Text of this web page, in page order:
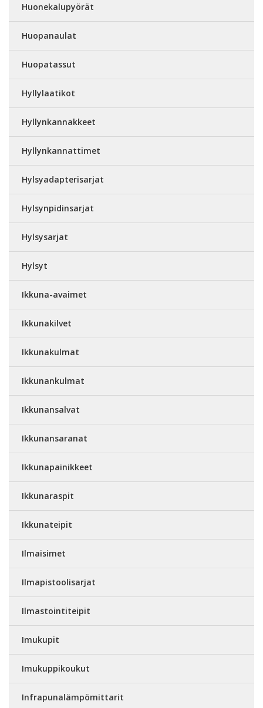
Huonekalupyörät
Huopanaulat
Huopatassut
Hyllylaatikot
Hyllynkannakkeet
Hyllynkannattimet
Hylsyadapterisarjat
Hylsynpidinsarjat
Hylsysarjat
Hylsyt
Ikkuna-avaimet
Ikkunakilvet
Ikkunakulmat
Ikkunankulmat
Ikkunansalvat
Ikkunansaranat
Ikkunapainikkeet
Ikkunaraspit
Ikkunateipit
Ilmaisimet
Ilmapistoolisarjat
Ilmastointiteipit
Imukupit
Imukuppikoukut
Infrapunalämpömittarit